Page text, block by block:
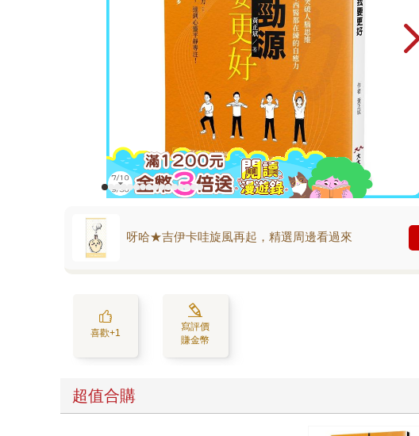
呀哈★吉伊卡哇旋風再起，精選周邊看過來
喜歡+1
寫評價
賺金幣
超值合購